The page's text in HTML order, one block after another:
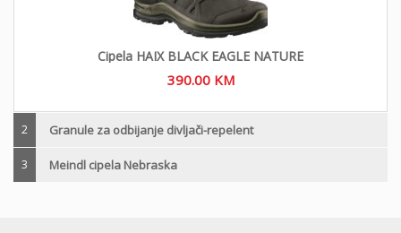
Cipela HAIX BLACK EAGLE NATURE
390.00 KM
2 Granule za odbijanje divljači-repelent
3 Meindl cipela Nebraska